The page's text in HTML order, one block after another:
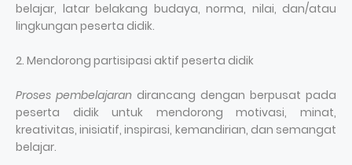
belajar, latar belakang budaya, norma, nilai, dan/atau
lingkungan peserta didik.
2. Mendorong partisipasi aktif peserta didik
Proses pembelajaran dirancang dengan berpusat pada
peserta didik untuk mendorong motivasi, minat,
kreativitas, inisiatif, inspirasi, kemandirian, dan semangat
belajar.